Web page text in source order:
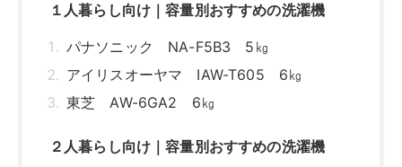
ファミリー向け｜容量別おすすめの洗濯機
東芝 ZABOON AW-8DH2 8㎏
日立 ビートウォッシュ BW-DV80H 8㎏
パナソニック Cuble NA-VG2800L
大家族向け｜容量別おすすめの洗濯機